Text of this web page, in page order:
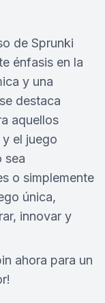
de Sprunki
énfasis en la
y una
destaca
aquellos
el juego
sea
o simplemente
única,
innovar y
ahora para un